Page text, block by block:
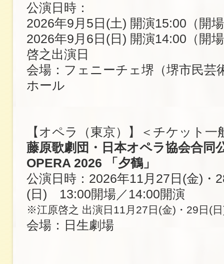
公演日時：
2026年9月5日(土) 開演15:00（開
2026年9月6日(日) 開演14:00（
啓之出演日
会場：フェニーチェ堺（堺市民芸
ホール
【オペラ（東京）】＜チケット一
藤原歌劇団・日本オペラ協会合同
OPERA 2026 「夕鶴」
公演日時：2026年11月27日(金)・
(日) 13:00開場／14:00開演
※江原啓之 出演日11月27日(金)・29日(
会場：日生劇場